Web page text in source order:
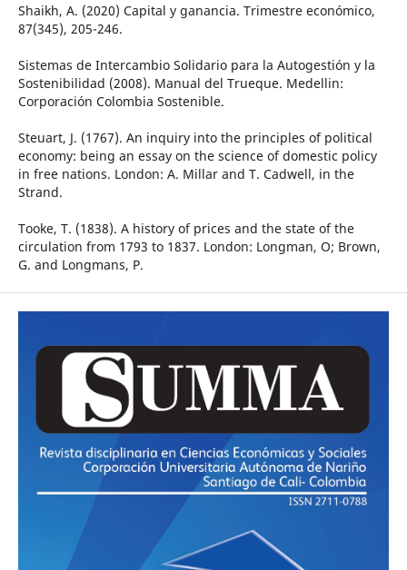
Shaikh, A. (2020) Capital y ganancia. Trimestre económico,
87(345), 205-246.
Sistemas de Intercambio Solidario para la Autogestión y la
Sostenibilidad (2008). Manual del Trueque. Medellin:
Corporación Colombia Sostenible.
Steuart, J. (1767). An inquiry into the principles of political
economy: being an essay on the science of domestic policy
in free nations. London: A. Millar and T. Cadwell, in the
Strand.
Tooke, T. (1838). A history of prices and the state of the
circulation from 1793 to 1837. London: Longman, O; Brown,
G. and Longmans, P.